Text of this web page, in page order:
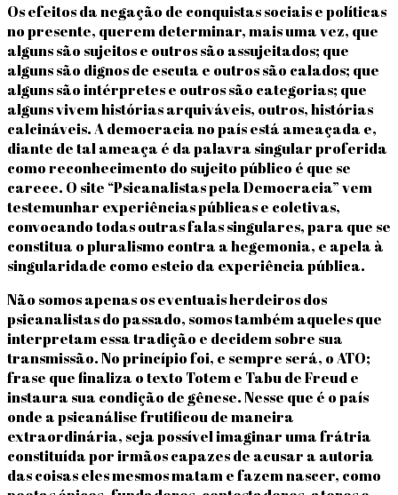
Os efeitos da negação de conquistas sociais e políticas
no presente, querem determinar, mais uma vez, que
alguns são sujeitos e outros são assujeitados; que
alguns são dignos de escuta e outros são calados; que
alguns são intérpretes e outros são categorias; que
alguns vivem histórias arquiváveis, outros, histórias
calcináveis. A democracia no país está ameaçada e,
diante de tal ameaça é da palavra singular proferida
como reconhecimento do sujeito público é que se
carece. O site “Psicanalistas pela Democracia” vem
testemunhar experiências públicas e coletivas,
convocando todas outras falas singulares, para que se
constitua o pluralismo contra a hegemonia, e apela à
singularidade como esteio da experiência pública.
Não somos apenas os eventuais herdeiros dos
psicanalistas do passado, somos também aqueles que
interpretam essa tradição e decidem sobre sua
transmissão. No princípio foi, e sempre será, o ATO;
frase que finaliza o texto Totem e Tabu de Freud e
instaura sua condição de gênese. Nesse que é o país
onde a psicanálise frutificou de maneira
extraordinária, seja possível imaginar uma frátria
constituída por irmãos capazes de acusar a autoria
das coisas eles mesmos matam e fazem nascer, como